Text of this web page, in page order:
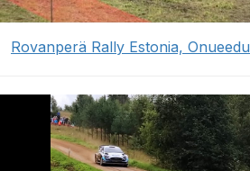
Rovanperä Rally Estonia, Onueedu